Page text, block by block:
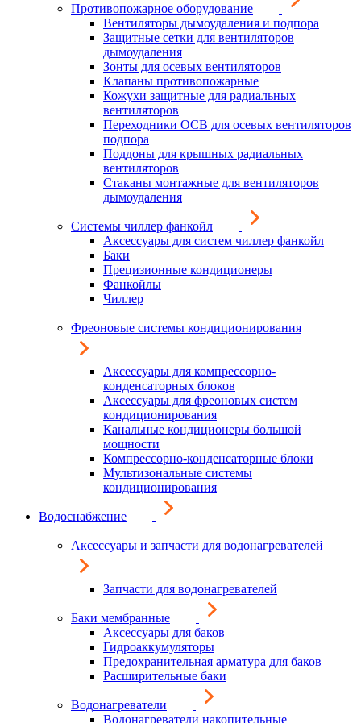
Противопожарное оборудование
Вентиляторы дымоудаления и подпора
Защитные сетки для вентиляторов
дымоудаления
Зонты для осевых вентиляторов
Клапаны противопожарные
Кожухи защитные для радиальных
вентиляторов
Переходники ОСВ для осевых вентиляторов
подпора
Поддоны для крышных радиальных
вентиляторов
Стаканы монтажные для вентиляторов
дымоудаления
Системы чиллер фанкойл
Аксессуары для систем чиллер фанкойл
Баки
Прецизионные кондиционеры
Фанкойлы
Чиллер
Фреоновые системы кондиционирования
Аксессуары для компрессорно-
конденсаторных блоков
Аксессуары для фреоновых систем
кондиционирования
Канальные кондиционеры большой
мощности
Компрессорно-конденсаторные блоки
Мультизональные системы
кондиционирования
Водоснабжение
Аксессуары и запчасти для водонагревателей
Запчасти для водонагревателей
Баки мембранные
Аксессуары для баков
Гидроаккумуляторы
Предохранительная арматура для баков
Расширительные баки
Водонагреватели
Водонагреватели накопительные